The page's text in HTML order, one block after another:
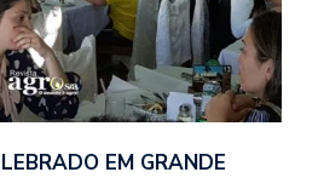
EM GRANDE